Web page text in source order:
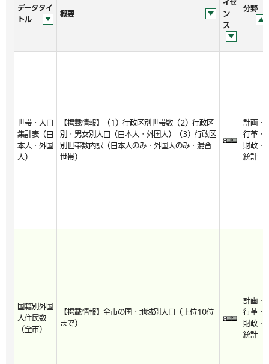
データタイ
トル
概要
イセ
ン
ス
分野
世帯・人口
集計表（日
本人・外国
人）
【掲載情報】（1）行政区別世帯数（2）行政区
別・男女別人口（日本人・外国人）（3）行政区
別世帯数内訳（日本人のみ・外国人のみ・混合
世帯）
計画・
行革・
財政・
統計
国籍別外国
人住民数
（全市）
【掲載情報】全市の国・地域別人口（上位10位
まで）
計画・
行革・
財政・
統計